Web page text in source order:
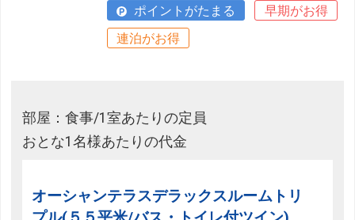
ポイントがたまる
早期がお得
連泊がお得
部屋：食事/1室あたりの定員
おとな1名様あたりの代金
オーシャンテラスデラックスルームトリ